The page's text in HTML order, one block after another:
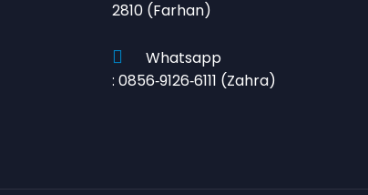
2810 (Farhan)
Whatsapp
: 0856‑9126‑6111 (Zahra)